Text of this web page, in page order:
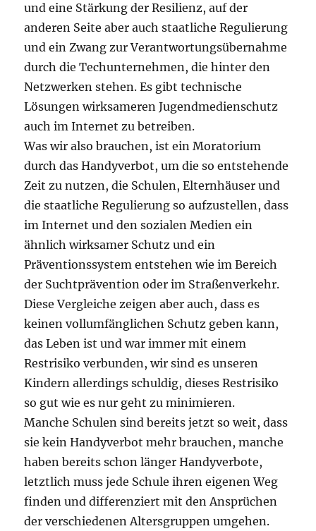
und eine Stärkung der Resilienz, auf der
anderen Seite aber auch staatliche Regulierung
und ein Zwang zur Verantwortungsübernahme
durch die Techunternehmen, die hinter den
Netzwerken stehen. Es gibt technische
Lösungen wirksameren Jugendmedienschutz
auch im Internet zu betreiben.
Was wir also brauchen, ist ein Moratorium
durch das Handyverbot, um die so entstehende
Zeit zu nutzen, die Schulen, Elternhäuser und
die staatliche Regulierung so aufzustellen, dass
im Internet und den sozialen Medien ein
ähnlich wirksamer Schutz und ein
Präventionssystem entstehen wie im Bereich
der Suchtprävention oder im Straßenverkehr.
Diese Vergleiche zeigen aber auch, dass es
keinen vollumfänglichen Schutz geben kann,
das Leben ist und war immer mit einem
Restrisiko verbunden, wir sind es unseren
Kindern allerdings schuldig, dieses Restrisiko
so gut wie es nur geht zu minimieren.
Manche Schulen sind bereits jetzt so weit, dass
sie kein Handyverbot mehr brauchen, manche
haben bereits schon länger Handyverbote,
letztlich muss jede Schule ihren eigenen Weg
finden und differenziert mit den Ansprüchen
der verschiedenen Altersgruppen umgehen.